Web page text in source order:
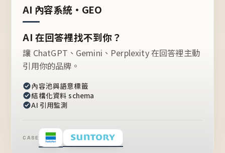
AI 內容系統・GEO
AI 在回答裡找不到你？
讓 ChatGPT、Gemini、Perplexity 在回答裡主動
引用你的品牌。
內容池與語意標籤
結構化資料 schema
AI 引用監測
CASE